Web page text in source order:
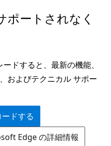
ポートされなく
ドすると、最新の機能、
およびテクニカル サポー
ドする
Edge の詳細情報